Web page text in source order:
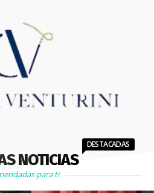
NOTICIAS
DESTACADAS
para ti